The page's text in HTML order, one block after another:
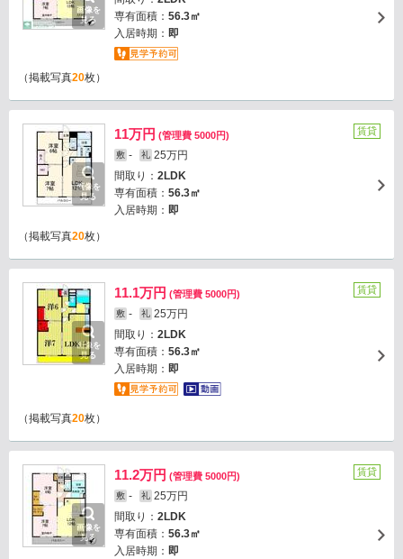
画像を
見る
専有面積： 56.3㎡
入居時期： 即
（掲載写真20枚）
画像を
見る
11万円 (管理費 5000円)
敷 - 礼 25万円
間取り： 2LDK
専有面積： 56.3㎡
入居時期： 即
賃貸
（掲載写真20枚）
画像を
見る
11.1万円 (管理費 5000円)
敷 - 礼 25万円
間取り： 2LDK
専有面積： 56.3㎡
入居時期： 即
賃貸
（掲載写真20枚）
画像を
見る
11.2万円 (管理費 5000円)
敷 - 礼 25万円
間取り： 2LDK
専有面積： 56.3㎡
入居時期： 即
賃貸